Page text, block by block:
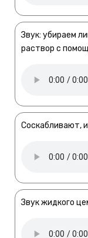
Звук: убираем
раствор с
Соскабливают,
Звук жидкого